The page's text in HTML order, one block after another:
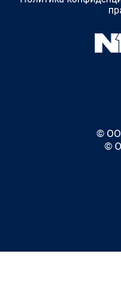
©
©